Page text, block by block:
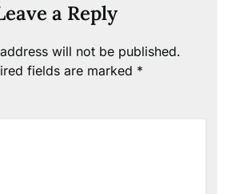
a Reply
will not be published.
fields are marked *